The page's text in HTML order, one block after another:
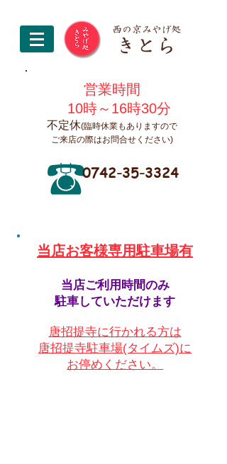
0742-35-3324
営業時間
10時～16時30分
不定休(臨時休業もありますので
ご来店の際はお問合せください)
​当店お客様専用駐車場有
当店ご利用時間のみ
駐車していただけます
唐招提寺に行かれる方は
唐招提寺駐車場(タイムズ)に
お停めください。